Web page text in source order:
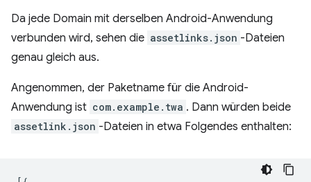
Da jede Domain mit derselben Android-Anwendung
verbunden wird, sehen die assetlinks.json -Dateien
genau gleich aus.
Angenommen, der Paketname für die Android-
Anwendung ist com.example.twa . Dann würden beide
assetlink.json -Dateien in etwa Folgendes enthalten: